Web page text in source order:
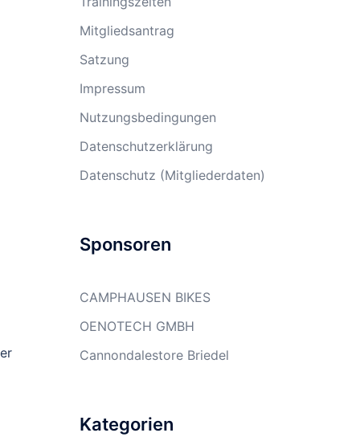
Mitgliedsantrag
Satzung
Impressum
Nutzungsbedingungen
Datenschutzerklärung
Datenschutz (Mitgliederdaten)
Sponsoren
CAMPHAUSEN BIKES
OENOTECH GMBH
Cannondalestore Briedel
Kategorien